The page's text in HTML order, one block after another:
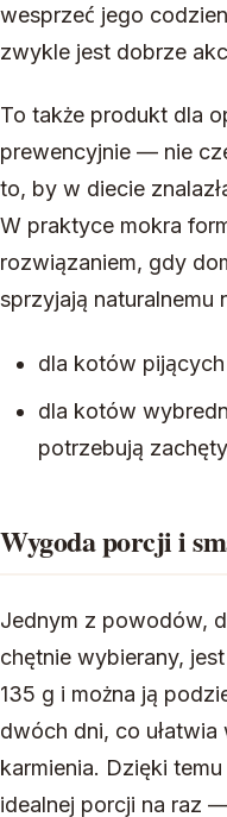
wesprzeć jego
zwykle jest dobrze
To także produkt dla
prewencyjnie — nie
to, by w diecie
W praktyce mokra
rozwiązaniem, gdy
sprzyjają naturalnemu
dla kotów
dla kotów
potrzebują zachęty
Wygoda porcji i
Jednym z powodów,
chętnie wybierany,
135 g i można ją
dwóch dni, co
karmienia. Dzięki
idealnej porcji na raz